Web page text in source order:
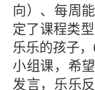
向）、每周
定了课程类
乐乐的孩子
小组课，希
发言，乐乐